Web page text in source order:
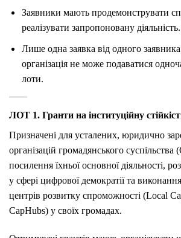
Заявники мають продемонструвати
реалізувати запропоновану діяльність.
Лише одна заявка від одного
організація не може подаватися
лоти.
ЛОТ 1. Гранти на інституційну
Призначені для усталених, юридично
організацій громадянського
посилення їхньої основної діяльності,
у сфері цифрової демократії та
центрів розвитку спроможності (Local
CapHubs) у своїх громадах.